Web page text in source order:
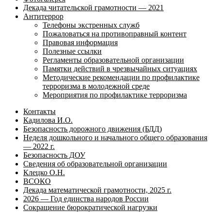
Декада читательской грамотности — 2021
Антитеррор
Телефоны экстренных служб
Пожаловаться на противоправный контент
Правовая информация
Полезные ссылки
Регламенты образовательной организации
Памятки действий в чрезвычайных ситуациях
Методические рекомендации по профилактике
терроризма в молодежной среде
Мероприятия по профилактике терроризма
Контакты
Кадилова И.О.
Безопасность дорожного движения (БДД)
Неделя дошкольного и начального общего образования
— 2022 г.
Безопасность ДОУ
Сведения об образовательной организации
Клецко О.Н.
ВСОКО
Декада математической грамотности, 2025 г.
2026 — Год единства народов России
Сокращение бюрократической нагрузки